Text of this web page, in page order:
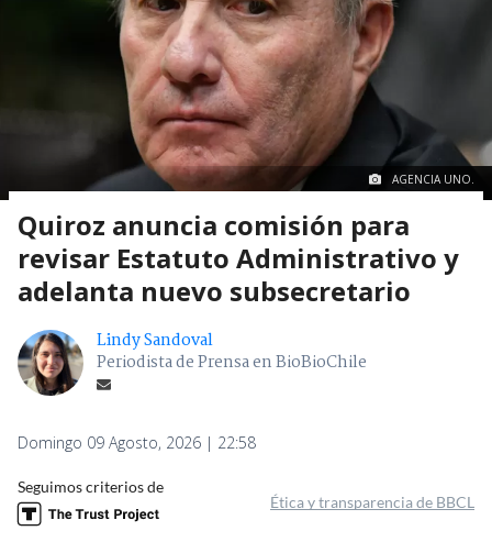
AGENCIA UNO.
Quiroz anuncia comisión para
revisar Estatuto Administrativo y
adelanta nuevo subsecretario
Lindy Sandoval
Periodista de Prensa en BioBioChile
Domingo 09 Agosto, 2026 | 22:58
Seguimos criterios de
Ética y transparencia de BBCL